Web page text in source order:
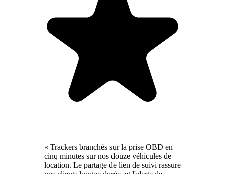
« Trackers branchés sur la prise OBD en
cinq minutes sur nos douze véhicules de
location. Le partage de lien de suivi rassure